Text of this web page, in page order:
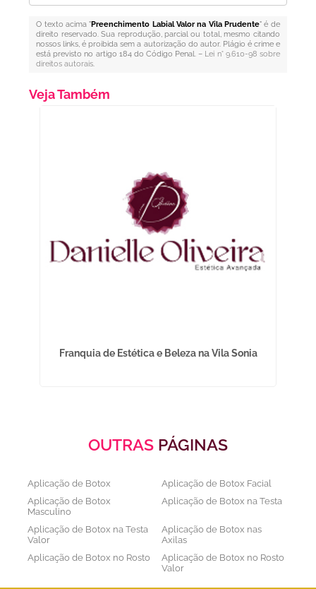
O texto acima "Preenchimento Labial Valor na Vila Prudente" é de
direito reservado. Sua reprodução, parcial ou total, mesmo citando
nossos links, é proibida sem a autorização do autor. Plágio é crime e
está previsto no artigo 184 do Código Penal. – Lei n° 9.610-98 sobre
direitos autorais.
Veja Também
Franquia de Estética e Beleza na Vila Sonia
OUTRAS PÁGINAS
Aplicação de Botox
Aplicação de Botox Facial
Aplicação de Botox
Masculino
Aplicação de Botox na Testa
Aplicação de Botox na Testa
Valor
Aplicação de Botox nas
Axilas
Aplicação de Botox no Rosto
Aplicação de Botox no Rosto
Valor
Aplicação de Botox nos
Aplicação de Botox Preço